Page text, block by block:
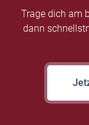
Trage dich am
dann